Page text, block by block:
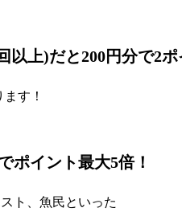
以上)だと200円分で2ポ
す！
ポイント最大5倍！
ト、魚民といった